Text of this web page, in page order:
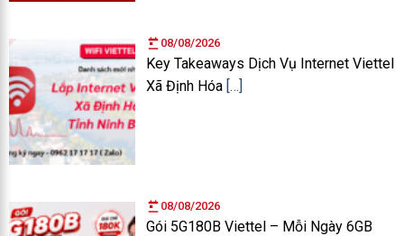
08/08/2026
Key Takeaways Dịch Vụ Internet Viettel
Xã Định Hóa […]
08/08/2026
Gói 5G180B Viettel – Mỗi Ngày 6GB